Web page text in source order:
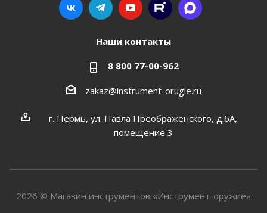
Наши контакты
8 800 77-00-962
zakaz@instrument-orugie.ru
г. Пермь, ул. Павла Преображенского, д.6А,
помещение 3
2026 © Магазин инструментов «Инструмент-оружие»